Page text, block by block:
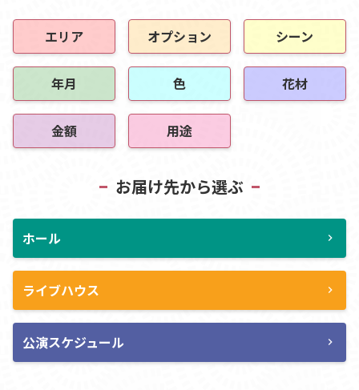
エリア オプション シーン
年月 色 花材
金額 用途
お届け先から選ぶ
ホール chevron_right
ライブハウス chevron_right
公演スケジュール chevron_right